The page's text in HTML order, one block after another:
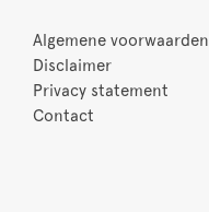
Algemene voorwaarden
Disclaimer
Privacy statement
Contact